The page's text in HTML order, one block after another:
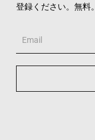
登録ください。無料。
Email